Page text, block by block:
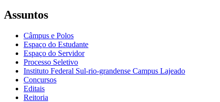
Assuntos
Câmpus e Polos
Espaço do Estudante
Espaço do Servidor
Processo Seletivo
Instituto Federal Sul-rio-grandense Campus Lajeado
Concursos
Editais
Reitoria